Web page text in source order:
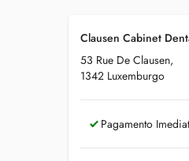
Clausen Cabinet
53 Rue De Clausen,
1342 Luxemburgo
Pagamento